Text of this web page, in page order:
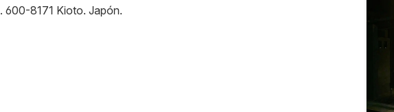
. 600-8171 Kioto. Japón.